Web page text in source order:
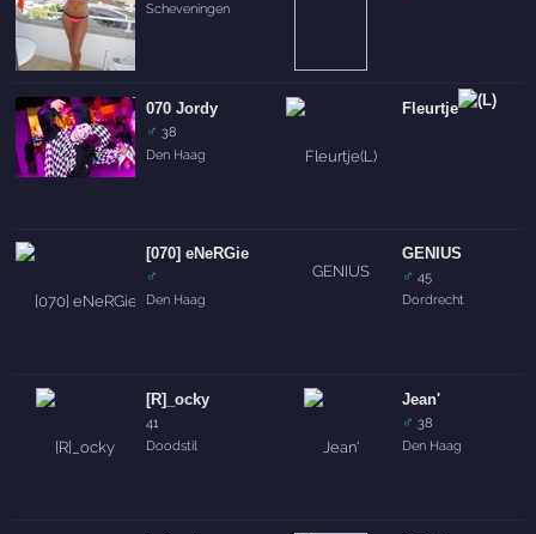
Scheveningen
070 Jordy
♂ 38
Den Haag
[070] eNeRGie
♂
Den Haag
[R]_ocky
41
Doodstil
Fleurtje
GENIUS
♂ 45
Dordrecht
Jean'
♂ 38
Den Haag